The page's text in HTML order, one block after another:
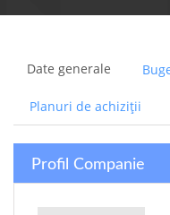
Date generale
Planuri de achiziții
Profil Companie